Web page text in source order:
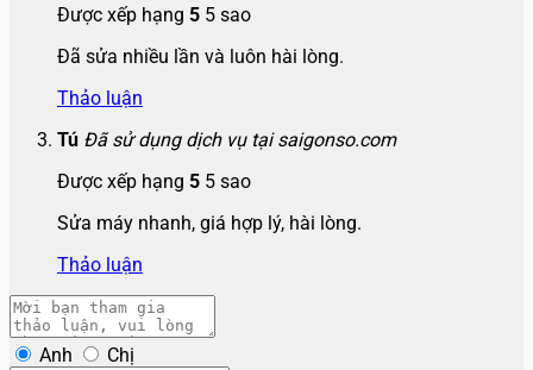
Được xếp hạng 5 5 sao
Đã sửa nhiều lần và luôn hài lòng.
Thảo luận
Tú Đã sử dụng dịch vụ tại saigonso.com
Được xếp hạng 5 5 sao
Sửa máy nhanh, giá hợp lý, hài lòng.
Thảo luận
Anh Chị